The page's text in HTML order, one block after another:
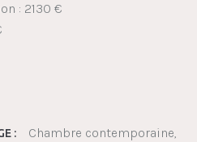
: 2130 €
:
Chambre contemporaine